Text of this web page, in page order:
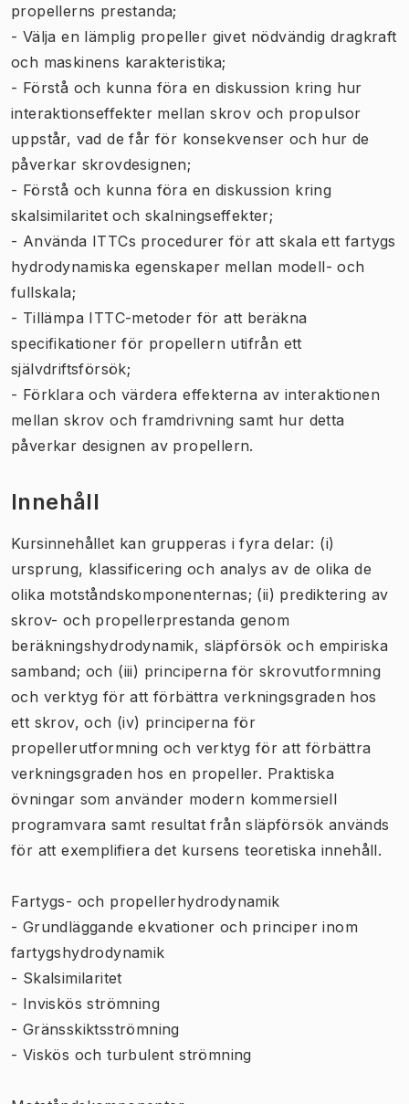
propellerns prestanda;
- Välja en lämplig propeller givet nödvändig dragkraft
och maskinens karakteristika;
- Förstå och kunna föra en diskussion kring hur
interaktionseffekter mellan skrov och propulsor
uppstår, vad de får för konsekvenser och hur de
påverkar skrovdesignen;
- Förstå och kunna föra en diskussion kring
skalsimilaritet och skalningseffekter;
- Använda ITTCs procedurer för att skala ett fartygs
hydrodynamiska egenskaper mellan modell- och
fullskala;
- Tillämpa ITTC-metoder för att beräkna
specifikationer för propellern utifrån ett
självdriftsförsök;
- Förklara och värdera effekterna av interaktionen
mellan skrov och framdrivning samt hur detta
påverkar designen av propellern.
Innehåll
Kursinnehållet kan grupperas i fyra delar: (i)
ursprung, klassificering och analys av de olika de
olika motståndskomponenternas; (ii) prediktering av
skrov- och propellerprestanda genom
beräkningshydrodynamik, släpförsök och empiriska
samband; och (iii) principerna för skrovutformning
och verktyg för att förbättra verkningsgraden hos
ett skrov, och (iv) principerna för
propellerutformning och verktyg för att förbättra
verkningsgraden hos en propeller. Praktiska
övningar som använder modern kommersiell
programvara samt resultat från släpförsök används
för att exemplifiera det kursens teoretiska innehåll.
Fartygs- och propellerhydrodynamik
- Grundläggande ekvationer och principer inom
fartygshydrodynamik
- Skalsimilaritet
- Inviskös strömning
- Gränsskiktsströmning
- Viskös och turbulent strömning